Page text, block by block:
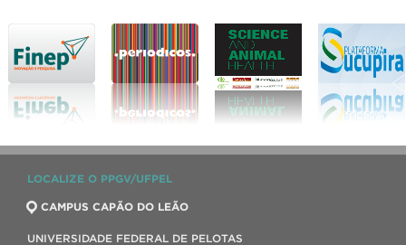
LOCALIZE O PPGV/UFPEL
CAMPUS CAPÃO DO LEÃO
UNIVERSIDADE FEDERAL DE PELOTAS